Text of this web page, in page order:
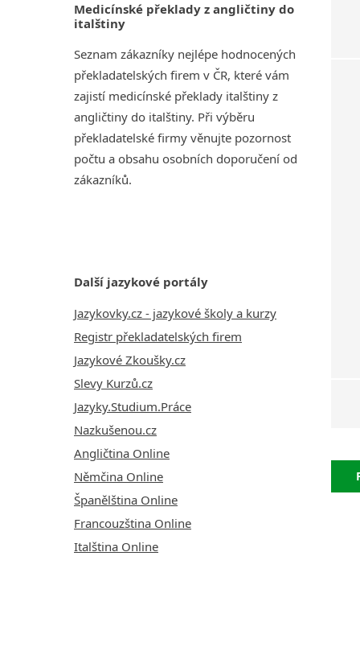
Medicínské překlady z angličtiny do
italštiny
Seznam zákazníky nejlépe hodnocených
překladatelských firem v ČR, které vám
zajistí medicínské překlady italštiny z
angličtiny do italštiny. Při výběru
překladatelské firmy věnujte pozornost
počtu a obsahu osobních doporučení od
zákazníků.
Další jazykové portály
Jazykovky.cz - jazykové školy a kurzy
Registr překladatelských firem
Jazykové Zkoušky.cz
Slevy Kurzů.cz
Jazyky.Studium.Práce
Nazkušenou.cz
Angličtina Online
Němčina Online
Španělština Online
Francouzština Online
Italština Online